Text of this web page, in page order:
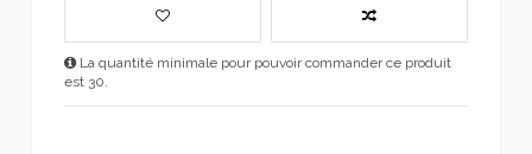
La quantité minimale pour pouvoir commander ce produit
est 30.